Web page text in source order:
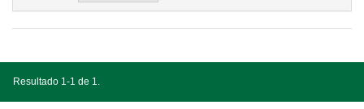
Resultado 1-1 de 1.